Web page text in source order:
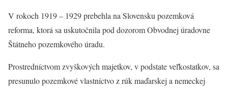
V rokoch 1919 – 1929 prebehla na Slovensku pozemková
reforma, ktorá sa uskutočnila pod dozorom Obvodnej úradovne
Štátneho pozemkového úradu.
Prostredníctvom zvyškových majetkov, v podstate veľkostatkov, sa
presunulo pozemkové vlastníctvo z rúk maďarskej a nemeckej